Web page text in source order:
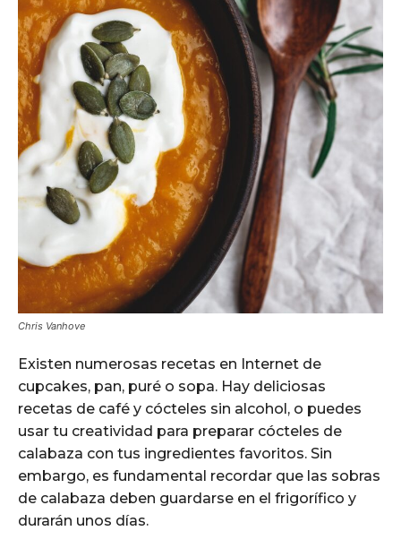
Chris Vanhove
Existen numerosas recetas en Internet de
cupcakes, pan, puré o sopa. Hay deliciosas
recetas de café y cócteles sin alcohol, o puedes
usar tu creatividad para preparar cócteles de
calabaza con tus ingredientes favoritos. Sin
embargo, es fundamental recordar que las sobras
de calabaza deben guardarse en el frigorífico y
durarán unos días.